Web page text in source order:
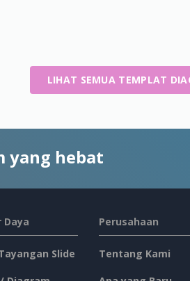
LIHAT SEMUA TEMPLAT
yang hebat
Daya
Slide
Perusahaan
Tentang Kami